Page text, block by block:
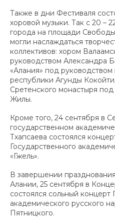
Также в дни Фестиваля
хоровой музыки. Так с 20 –
города на площади
могли наслаждаться
коллективов: хором
руководством Александра
«Алания» под
республики Агунды
Сретенского монастыря
Жилы.
Кроме того, 24 сентября в
государственном
Тхапсаева состоялся
Государственного
«Гжель».
В завершении
Алании, 25 сентября в
состоялся сольный концерт
академического русского
Пятницкого.